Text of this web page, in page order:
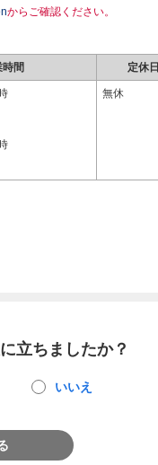
からご確認ください。
時間 定休日
無休
立ちましたか？
いいえ